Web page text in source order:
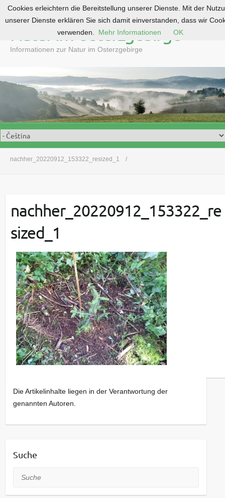
c
e
n
Natur im Osterzgebirge
Informationen zur Natur im Osterzgebirge
nachher_20220912_153322_resized_1
nachher_20220912_153322_re
sized_1
Die Artikelinhalte liegen in der Verantwortung der
genannten Autoren.
Suche
Suche
Cookies erleichtern die Bereitstellung unserer Dienste. Mit der
unserer Dienste erklären Sie sich damit einverstanden, dass wir
verwenden.
Mehr Informationen OK